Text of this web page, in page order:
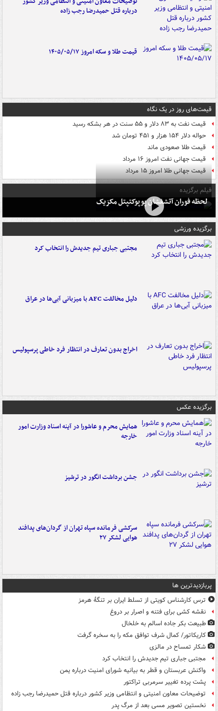
درباره قتل حمیدرضا رجب زاده
قیمت طلا و سکه امروز ۱۴۰۵/۰۵/۱۷
قیمت‌های روز در یک نگاه
قیمت نفت به ۸۳ دلار و ۵۵ سنت در هر بشکه رسید
حواله دلار ۱۵۴ هزار و ۴۵۱ تومان شد
قیمت طلا صعودی ماند
قیمت جهانی نفت امروز ۱۶ مرداد
قیمت جهانی طلا امروز ۱۵ مرداد
فیلم برگزیده
لحظه فوران آتشفشان پوپوکتپتل مکزیک
برگزیده ورزشی
مجتبی جباری تیم جدیدش را انتخاب کرد
دلیل مخالفت AFC با میزبانی آبی‌ها در عراق
اخراج بدون تعارف در انتظار فرد خاطی پرسپولیس
برگزیده عکس
همایش محرم و عاشورا در آینه اسناد وزارت امور
خارجه
جشن برداشت انگور در ترشیز
سرکشی فرمانده سپاه تهران از گردان‌های پدافند
هوایی لشکر ۲۷
پربازدیدترین ها
ترس کارشناس کویتی از تسلط ایران بر تنگۀ هرمز
نقشه کشی برای فتنه و اصرار بر دروغ
طبیعت بکر جاده اسالم به خلخال
کاریکاتور/ کمال شرف توافق مکه را به سخره گرفت
شکار تمساح در مالزی
مجتبی جباری تیم جدیدش را انتخاب کرد
واکنش عربستان و قطر به بیانیه شورای امنیت درباره یمن
پشت پرده تغییر سرمربی تراکتور
توضیحات معاون امنیتی و انتظامی وزیر کشور درباره قتل حمیدرضا رجب زاده
نخستین تصویر مسی بعد از مرگ پدر